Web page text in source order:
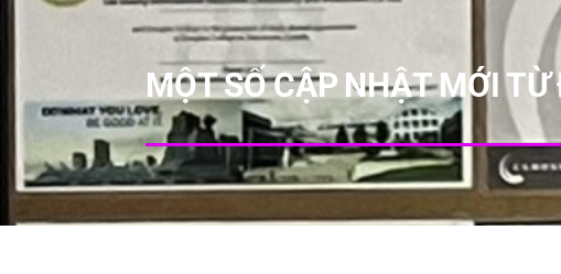
MỘT SỐ CẬP NHẬT MỚI